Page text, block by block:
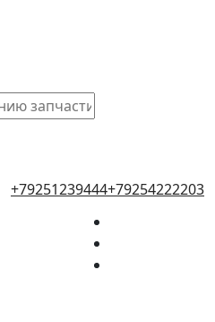
+79251239444+79254222203